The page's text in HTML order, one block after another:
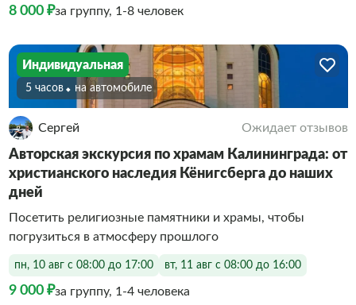
8 000 ₽за группу, 1-8 человек
Индивидуальная
5 часов На автомобиле
Сергей Ожидает отзывов
Авторская экскурсия по храмам Калининграда: от
христианского наследия Кёнигсберга до наших
дней
Посетить религиозные памятники и храмы, чтобы
погрузиться в атмосферу прошлого
пн, 10 авг с 08:00 до 17:00 вт, 11 авг с 08:00 до 16:00
9 000 ₽за группу, 1-4 человека